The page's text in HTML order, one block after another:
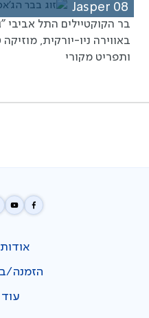
Jasper 08
בר הקוקטיילים התל אביבי
באווירה ניו-יורקית,
ותפריט מקורי
הזמנה/